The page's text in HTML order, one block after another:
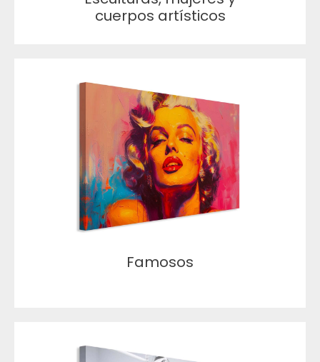
cuerpos artísticos
Famosos